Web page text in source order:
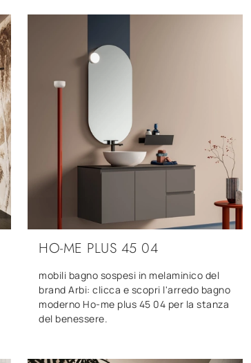
HO-ME PLUS 45 04
mobili bagno sospesi in melaminico del
brand Arbi: clicca e scopri l'arredo bagno
moderno Ho-me plus 45 04 per la stanza
del benessere.